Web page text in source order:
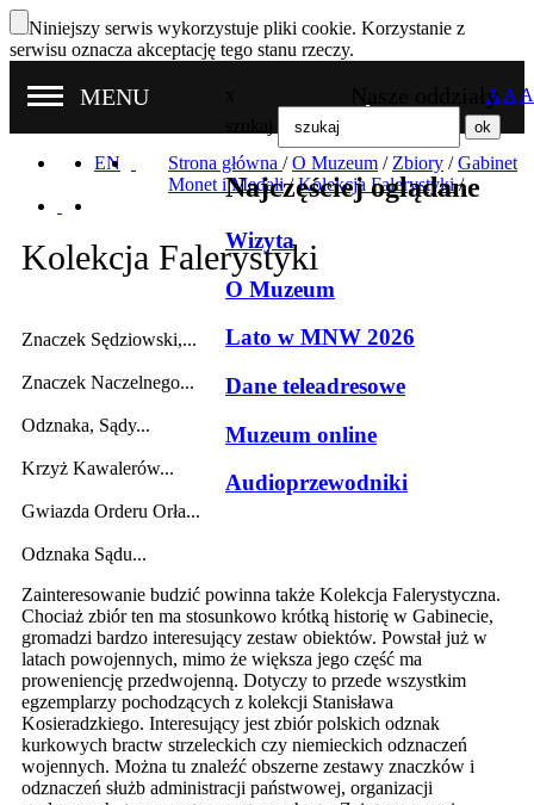
Niniejszy serwis wykorzystuje pliki cookie. Korzystanie z
serwisu oznacza akceptację tego stanu rzeczy.
Nasze oddziały
MENU
Najczęściej oglądane
Wizyta
O Muzeum
Lato w MNW 2026
Dane teleadresowe
Muzeum online
Audioprzewodniki
A A A
EN Strona główna / O Muzeum / Zbiory /Gabinet
Monet i Medali/Kolekcja Falerystyki/
Kolekcja Falerystyki
Znaczek Sędziowski,...
Znaczek Naczelnego...
Odznaka, Sądy...
Krzyż Kawalerów...
Gwiazda Orderu Orła...
Odznaka Sądu...
Zainteresowanie budzić powinna także Kolekcja Falerystyczna.
Chociaż zbiór ten ma stosunkowo krótką historię w Gabinecie,
gromadzi bardzo interesujący zestaw obiektów. Powstał już w
latach powojennych, mimo że większa jego część ma
proweniencję przedwojenną. Dotyczy to przede wszystkim
egzemplarzy pochodzących z kolekcji Stanisława
Kosieradzkiego. Interesujący jest zbiór polskich odznak
kurkowych bractw strzeleckich czy niemieckich odznaczeń
wojennych. Można tu znaleźć obszerne zestawy znaczków i
odznaczeń służb administracji państwowej, organizacji